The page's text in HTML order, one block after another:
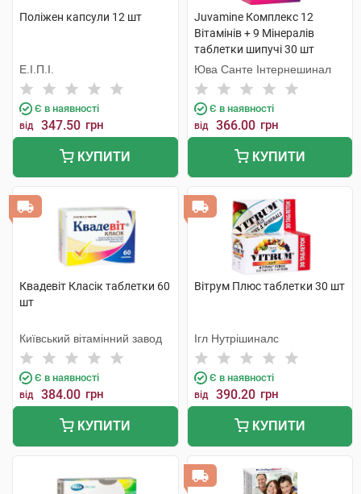
Поліжен капсули 12 шт
Е.І.П.І.
Є в наявності
від 347.50 грн
КУПИТИ
Juvamine Комплекс 12
Вітамінів + 9 Мінералів
таблетки шипучі 30 шт
Юва Санте Інтернешинал
Є в наявності
від 366.00 грн
КУПИТИ
Квадевіт Класік таблетки 60
шт
Київський вітамінний завод
Є в наявності
від 384.00 грн
КУПИТИ
Вітрум Плюс таблетки 30 шт
Ігл Нутрішиналс
Є в наявності
від 390.20 грн
КУПИТИ